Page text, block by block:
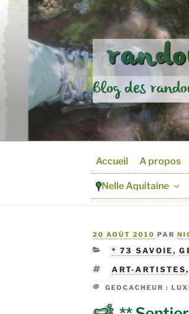
au
contenu
principal
Blog des
Accueil A propos
Nelle Aquitaine
PUBLIÉ
20 AOÛT 2010 PAR
CATÉGORIES
* 73 SAVOIE ,
ÉTIQUETTES
ART-ARTISTES,
GEOCACHEUR :